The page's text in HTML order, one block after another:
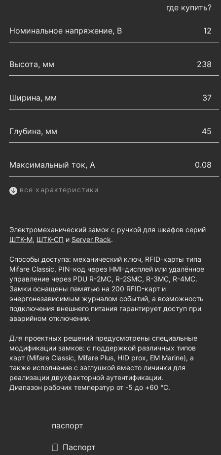
где купить?
Номинальное напряжение, В
12
Высота, мм 238
Ширина, мм 37
Глубина, мм 45
Максимальный ток, А 0.08
все характеристики
Электромеханический замок с ручкой для шкафов серий
ШТК-М, ШТК-СП и Server Rack.
Способы доступа: механический ключ, RFID-карты типа
Mifare Classic, PIN-код через HMI-дисплей или удалённое
управление через PDU R-2MC, R-2SMC, R-3MC, R-4MC.
Замки оснащены памятью на 200 RFID-карт и
энергонезависимым журналом событий, а возможность
подключения внешнего питания гарантирует доступ при
аварийном отключении.
Для проектных решений предусмотрены специальные
модификации замков: с поддержкой различных типов
карт (Mifare Classic, Mifare Plus, HID prox, EM Marine), а
также исполнение с заглушкой вместо личинки для
реализации двухфакторной аутентификации.
Диапазон рабочих температур от -5 до +60 °С.
паспорт
Паспорт